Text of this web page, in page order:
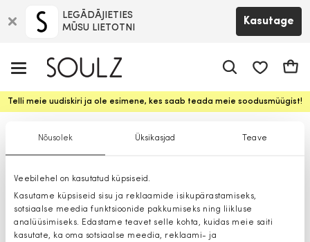
Nõusolek Üksikasjad Teave
Veebilehel on kasutatud küpsiseid.
Kasutame küpsiseid sisu ja reklaamide isikupärastamiseks,
sotsiaalse meedia funktsioonide pakkumiseks ning liikluse
analüüsimiseks. Edastame teavet selle kohta, kuidas meie saiti
kasutate, ka oma sotsiaalse meedia, reklaami- ja
LEGĀDĀJIETIES
MŪSU LIETOTNI
Kasutage
Telli meie uudiskiri ja ole esimene, kes saab teada meie soodusmüügist!
Püksid